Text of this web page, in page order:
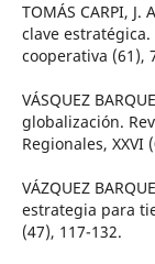
TOMÁS CARPI,
clave
cooperativa (61),
VÁSQUEZ
globalización.
Regionales, XXVI
VÁZQUEZ
estrategia para
(47), 117-132.